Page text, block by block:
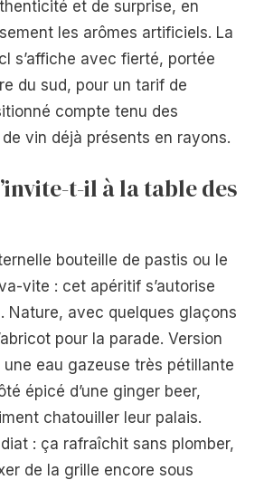
et de surprise, en
les arômes artificiels. La
s’affiche avec fierté, portée
du sud, pour un tarif de
compte tenu des
vin déjà présents en rayons.
t-il à la table des
bouteille de pastis ou le
vite : cet apéritif s’autorise
Nature, avec quelques glaçons
pour la parade. Version
une eau gazeuse très pétillante
épicé d’une ginger beer,
chatouiller leur palais.
: ça rafraîchit sans plomber,
de la grille encore sous